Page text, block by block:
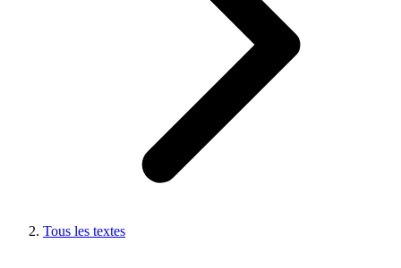
Tous les textes